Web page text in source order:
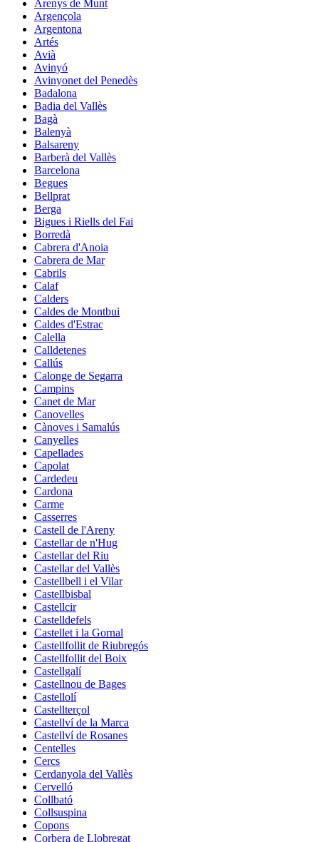
Arenys de Munt
Argençola
Argentona
Artés
Avià
Avinyó
Avinyonet del Penedès
Badalona
Badia del Vallès
Bagà
Balenyà
Balsareny
Barberà del Vallès
Barcelona
Begues
Bellprat
Berga
Bigues i Riells del Fai
Borredà
Cabrera d'Anoia
Cabrera de Mar
Cabrils
Calaf
Calders
Caldes de Montbui
Caldes d'Estrac
Calella
Calldetenes
Callús
Calonge de Segarra
Campins
Canet de Mar
Canovelles
Cànoves i Samalús
Canyelles
Capellades
Capolat
Cardedeu
Cardona
Carme
Casserres
Castell de l'Areny
Castellar de n'Hug
Castellar del Riu
Castellar del Vallès
Castellbell i el Vilar
Castellbisbal
Castellcir
Castelldefels
Castellet i la Gornal
Castellfollit de Riubregós
Castellfollit del Boix
Castellgalí
Castellnou de Bages
Castellolí
Castellterçol
Castellví de la Marca
Castellví de Rosanes
Centelles
Cercs
Cerdanyola del Vallès
Cervelló
Collbató
Collsuspina
Copons
Corbera de Llobregat